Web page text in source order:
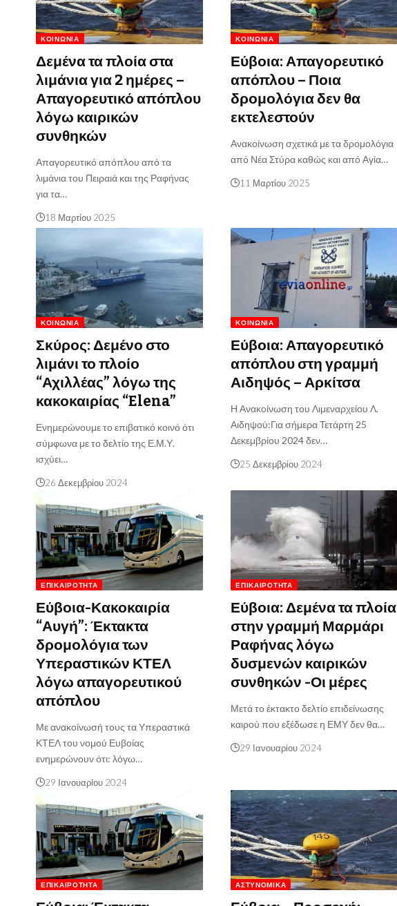
ΚΟΙΝΩΝΊΑ
Δεμένα τα πλοία στα
λιμάνια για 2 ημέρες –
Απαγορευτικό απόπλου
λόγω καιρικών
συνθηκών
Απαγορευτικό απόπλου από τα
λιμάνια του Πειραιά και της Ραφήνας
για τα…
18 Μαρτίου 2025
ΚΟΙΝΩΝΊΑ
Εύβοια: Απαγορευτικό
απόπλου – Ποια
δρομολόγια δεν θα
εκτελεστούν
Ανακοίνωση σχετικά με τα δρομολόγια
από Νέα Στύρα καθώς και από Αγία…
11 Μαρτίου 2025
ΚΟΙΝΩΝΊΑ
Σκύρος: Δεμένο στο
λιμάνι το πλοίο
“Αχιλλέας” λόγω της
κακοκαιρίας “Elena”
Ενημερώνουμε το επιβατικό κοινό ότι
σύμφωνα με το δελτίο της Ε.Μ.Υ.
ισχύει…
26 Δεκεμβρίου 2024
ΚΟΙΝΩΝΊΑ
Εύβοια: Απαγορευτικό
απόπλου στη γραμμή
Αιδηψός – Αρκίτσα
Η Ανακοίνωση του Λιμεναρχείου Λ.
Αιδηψού:Για σήμερα Τετάρτη 25
Δεκεμβρίου 2024 δεν…
25 Δεκεμβρίου 2024
ΕΠΙΚΑΙΡΌΤΗΤΑ
Εύβοια-Κακοκαιρία
“Αυγή”: Έκτακτα
δρομολόγια των
Υπεραστικών ΚΤΕΛ
λόγω απαγορευτικού
απόπλου
Με ανακοίνωσή τους τα Υπεραστικά
ΚΤΕΛ του νομού Ευβοίας
ενημερώνουν ότι: λόγω…
29 Ιανουαρίου 2024
ΕΠΙΚΑΙΡΌΤΗΤΑ
Εύβοια: Δεμένα τα πλοία
στην γραμμή Μαρμάρι
Ραφήνας λόγω
δυσμενών καιρικών
συνθηκών -Οι μέρες
Μετά το έκτακτο δελτίο επιδείνωσης
καιρού που εξέδωσε η ΕΜΥ δεν θα…
29 Ιανουαρίου 2024
ΕΠΙΚΑΙΡΌΤΗΤΑ ΑΣΤΥΝΟΜΙΚΆ